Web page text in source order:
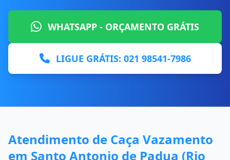
WHATSAPP - ORÇAMENTO GRÁTIS
LIGUE GRÁTIS: 021 98541-7986
Atendimento de Caça Vazamento
em Santo Antonio de Padua (Rio